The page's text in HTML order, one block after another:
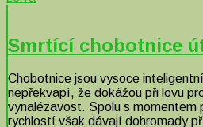
Smrtící chobotnice
Chobotnice jsou vysoce
nepřekvapí, že dokážou při lovu
vynalézavost. Spolu s
rychlostí však dávají dohromady